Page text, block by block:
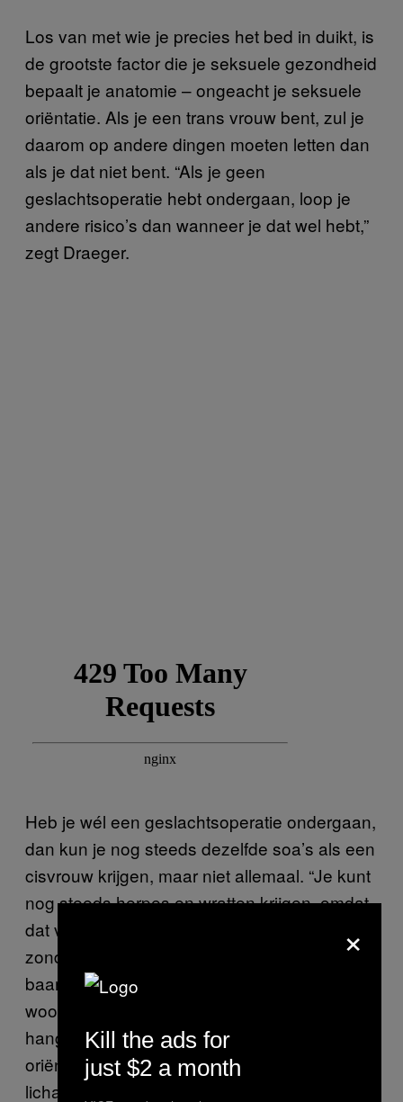
Los van met wie je precies het bed in duikt, is
de grootste factor die je seksuele gezondheid
bepaalt je anatomie – ongeacht je seksuele
oriëntatie. Als je een trans vrouw bent, zul je
daarom op andere dingen moeten letten dan
als je dat niet bent. “Als je geen
geslachtsoperatie hebt ondergaan, loop je
andere risico’s dan wanneer je dat wel hebt,”
zegt Draeger.
Heb je wél een geslachtsoperatie ondergaan,
dan kun je nog steeds dezelfde soa’s als een
cisvrouw krijgen, maar niet allemaal. “Je kunt
nog steeds herpes en wratten krijgen, omdat
dat via de huid wordt overgedragen. Maar
zonder baarmoeder kun je geen
baarmoederhalskanker krijgen.” Met andere
woorden: welke soa’s je precies kunt krijgen
hangt niet zozeer af van je seksuele
oriëntatie, maar van de manier waarop je
lichaam in elkaar zit.
×
Kill the ads for
just $2 a month